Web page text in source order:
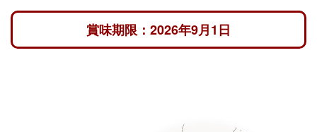
賞味期限：2026年9月1日